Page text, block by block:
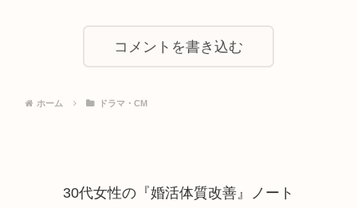
コメントを書き込む
ホーム ドラマ・CM
30代女性の『婚活体質改善』ノート